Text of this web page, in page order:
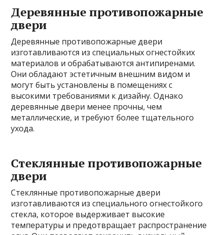
Деревянные противопожарные
двери
Деревянные противопожарные двери
изготавливаются из специальных огнестойких
материалов и обрабатываются антипиренами.
Они обладают эстетичным внешним видом и
могут быть установлены в помещениях с
высокими требованиями к дизайну. Однако
деревянные двери менее прочны, чем
металлические, и требуют более тщательного
ухода.
Стеклянные противопожарные
двери
Стеклянные противопожарные двери
изготавливаются из специального огнестойкого
стекла, которое выдерживает высокие
температуры и предотвращает распространение